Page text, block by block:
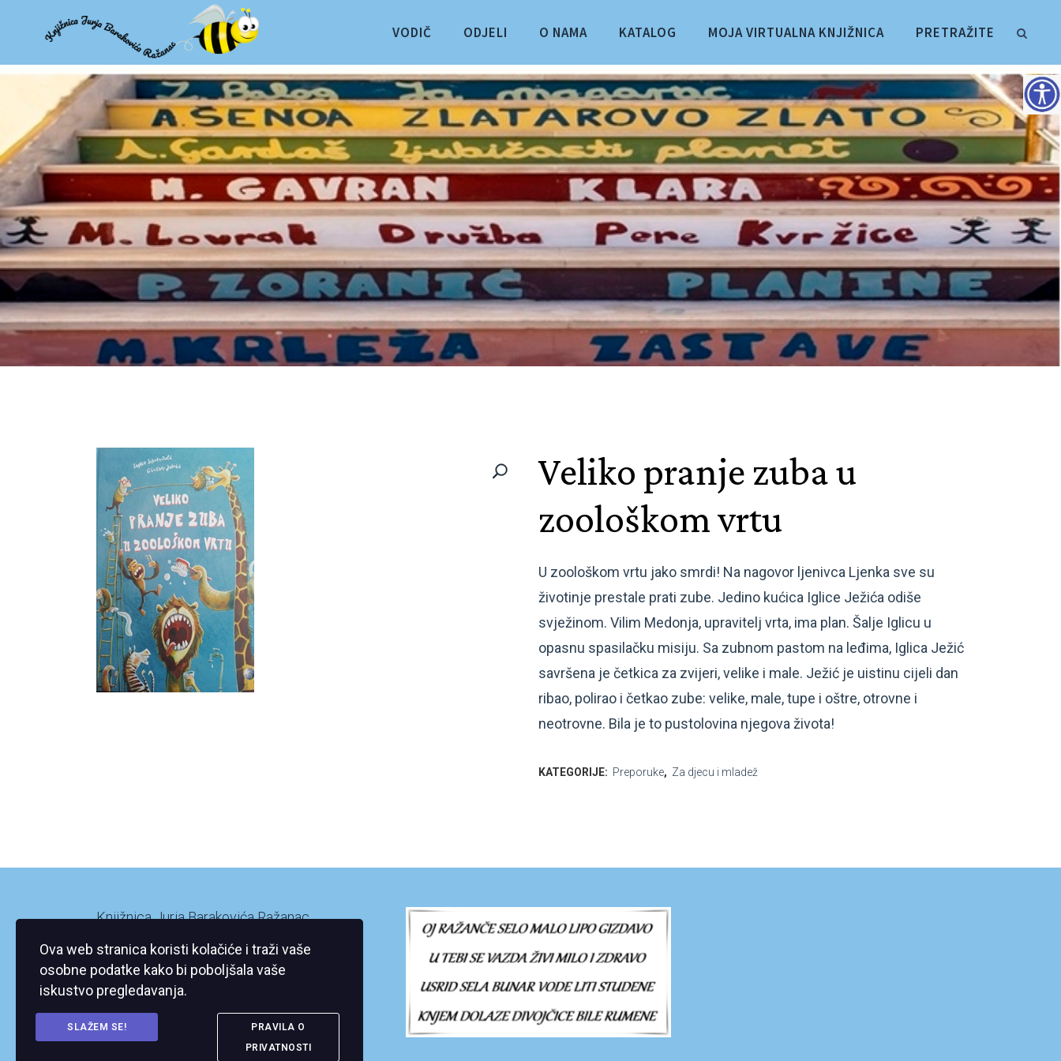
VODIČ ODJELI O NAMA KATALOG MOJA VIRTUALNA KNJIŽNICA PRETRAŽITE
Veliko pranje zuba u
zoološkom vrtu
U zoološkom vrtu jako smrdi! Na nagovor ljenivca Ljenka sve su
životinje prestale prati zube. Jedino kućica Iglice Ježića odiše
svježinom. Vilim Medonja, upravitelj vrta, ima plan. Šalje Iglicu u
opasnu spasilačku misiju. Sa zubnom pastom na leđima, Iglica Ježić
savršena je četkica za zvijeri, velike i male. Ježić je uistinu cijeli dan
ribao, polirao i četkao zube: velike, male, tupe i oštre, otrovne i
neotrovne. Bila je to pustolovina njegova života!
KATEGORIJE: Preporuke, Za djecu i mladež
Knjižnica Jurja Barakovića Ražanac
23248 Ražanac
Ova web stranica koristi kolačiće i traži vaše
osobne podatke kako bi poboljšala vaše
iskustvo pregledavanja.
SLAŽEM SE!
PRAVILA O
PRIVATNOSTI